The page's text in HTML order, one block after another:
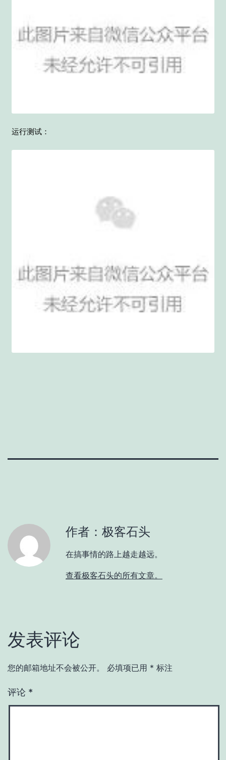
运行测试：
作者：极客石头
在搞事情的路上越走越远。
查看极客石头的所有文章。
发表评论
您的邮箱地址不会被公开。 必填项已用 * 标注
评论 *